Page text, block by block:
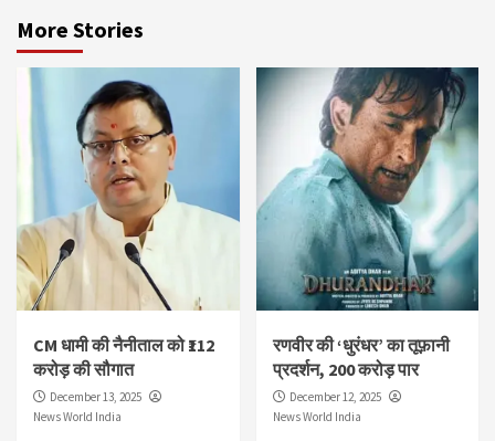
More Stories
CM धामी की नैनीताल को ₹112
करोड़ की सौगात
December 13, 2025
News World India
रणवीर की ‘धुरंधर’ का तूफ़ानी
प्रदर्शन, 200 करोड़ पार
December 12, 2025
News World India